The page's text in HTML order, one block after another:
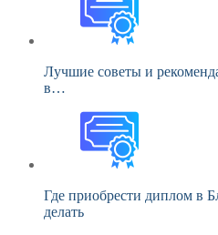
Лучшие советы и
в…
Где приобрести диплом в
делать